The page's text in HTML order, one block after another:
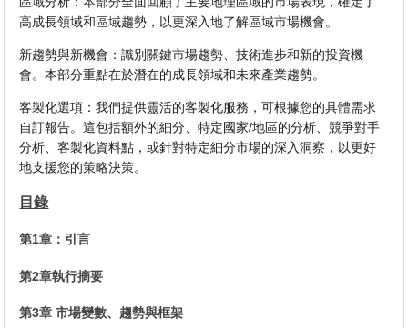
高成長領域和區域趨勢，以更深入地了解區域市場機會。
新趨勢與新機會：識別關鍵市場趨勢、技術進步和新的投資機
會。本部分重點在於潛在的成長領域和未來產業趨勢。
客製化選項：我們提供靈活的客製化服務，可根據您的具體需求
自訂報告。這包括額外的細分、特定國家/地區的分析、競爭對手
分析、客製化資料點，或針對特定細分市場的深入洞察，以更好
地支援您的策略決策。
目錄
第1章：引言
第2章執行摘要
第3章 市場變數、趨勢與框架